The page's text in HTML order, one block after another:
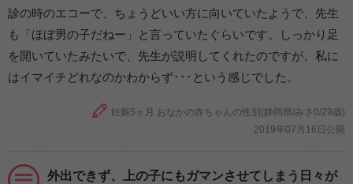
診の時のエコーで、ちょうどいい方に向いていたようで、先生
も「ほぼ男の子だねー」と言っていたぐらいです。しっかり足
を開いていたみたいで、先生が説明してくれたのですが、私に
はイマイチどれなのかわからず･･･という感じでした。
妊娠5ヶ月 おなかの赤ちゃんの性別(静岡県/みさ0/29歳)
2019年07月16日公開
外出できず、上の子にもガマンさせてしまう日々が